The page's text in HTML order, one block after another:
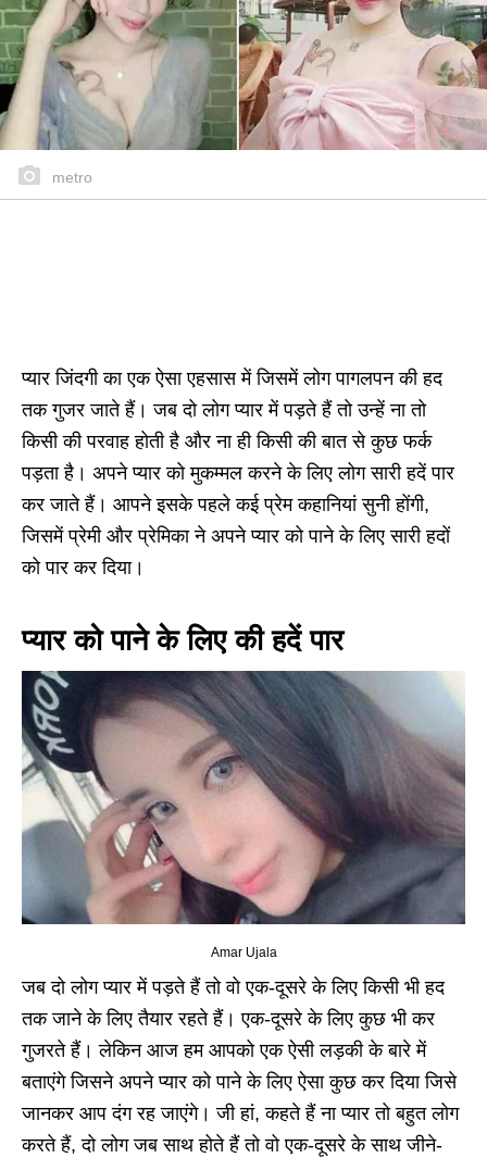
metro
प्यार जिंदगी का एक ऐसा एहसास में जिसमें लोग पागलपन की हद
तक गुजर जाते हैं। जब दो लोग प्यार में पड़ते हैं तो उन्हें ना तो
किसी की परवाह होती है और ना ही किसी की बात से कुछ फर्क
पड़ता है। अपने प्यार को मुकम्मल करने के लिए लोग सारी हदें पार
कर जाते हैं। आपने इसके पहले कई प्रेम कहानियां सुनी होंगी,
जिसमें प्रेमी और प्रेमिका ने अपने प्यार को पाने के लिए सारी हदों
को पार कर दिया।
प्यार को पाने के लिए की हदें पार
Amar Ujala
जब दो लोग प्यार में पड़ते हैं तो वो एक-दूसरे के लिए किसी भी हद
तक जाने के लिए तैयार रहते हैं। एक-दूसरे के लिए कुछ भी कर
गुजरते हैं। लेकिन आज हम आपको एक ऐसी लड़की के बारे में
बताएंगे जिसने अपने प्यार को पाने के लिए ऐसा कुछ कर दिया जिसे
जानकर आप दंग रह जाएंगे। जी हां, कहते हैं ना प्यार तो बहुत लोग
करते हैं, दो लोग जब साथ होते हैं तो वो एक-दूसरे के साथ जीने-